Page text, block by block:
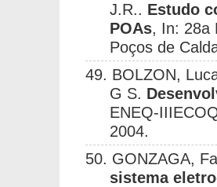
J.R.. Estudo
POAs, In: 28a
Poços de
49. BOLZON,
G S.
ENEQ-
2004.
50. GONZAGA,
sistema